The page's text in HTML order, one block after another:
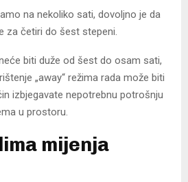
na nekoliko sati, dovoljno je da
za četiri do šest stepeni.
biti duže od šest do osam sati,
„away“ režima rada može biti
izbjegavate nepotrebnu potrošnju
u prostoru.
mijenja